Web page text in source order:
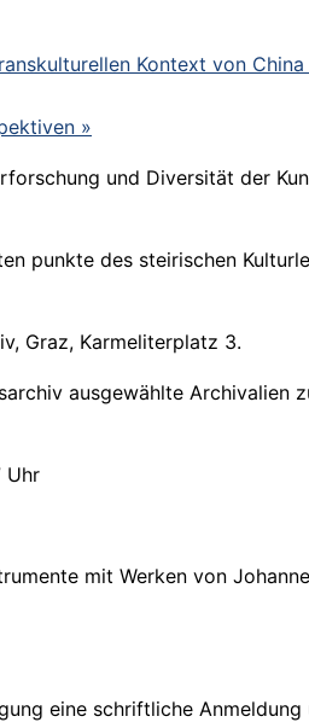
Kontext von
»
und Diversität der
punkte des steirischen
Graz, Karmeliterplatz 3.
ausgewählte Archivalien
Uhr
mit Werken von
eine schriftliche Anmeldung